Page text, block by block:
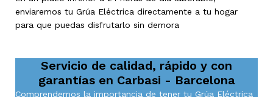
enviaremos tu Grúa Eléctrica directamente a tu hogar
para que puedas disfrutarlo sin demora
Servicio de calidad, rápido y con
garantías en Carbasi - Barcelona
Comprendemos la importancia de tener tu Grúa Eléctrica